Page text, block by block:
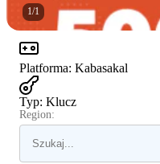
1/1
Platforma: Kabasakal
Typ: Klucz
Region: